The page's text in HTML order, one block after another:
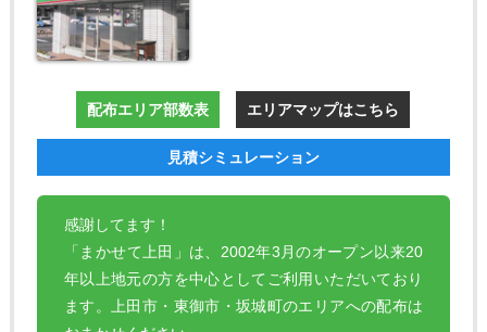
配布エリア部数表 エリアマップはこちら
見積シミュレーション
感謝してます！
「まかせて上田」は、2002年3月のオープン以来20
年以上地元の方を中心としてご利用いただいており
ます。上田市・東御市・坂城町のエリアへの配布は